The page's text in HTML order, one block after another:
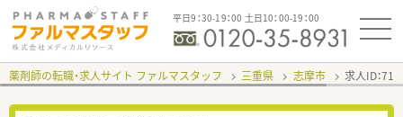
平日9：30-19：00 土日10：00-19：00
薬剤師の転職・求人サイト ファルマスタッフ 三重県 志摩市 求人ID：